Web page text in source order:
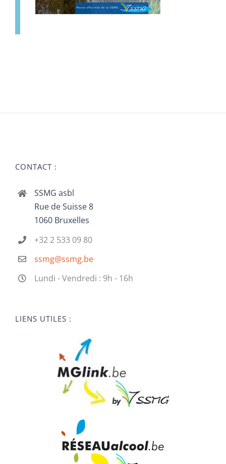
CONTACT :
SSMG asbl
Rue de Suisse 8
1060 Bruxelles
+32 2 533 09 80
ssmg@ssmg.be
Lundi - Vendredi : 9h - 16h
LIENS UTILES :